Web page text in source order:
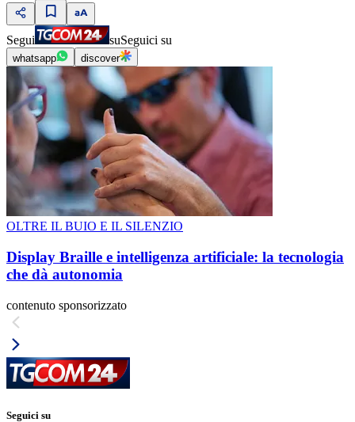
Segui suSeguici su
whatsapp discover
OLTRE IL BUIO E IL SILENZIO
Display Braille e intelligenza artificiale: la tecnologia
che dà autonomia
contenuto sponsorizzato
Seguici su